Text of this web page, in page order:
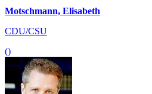
Motschmann, Elisabeth
CDU/CSU
()